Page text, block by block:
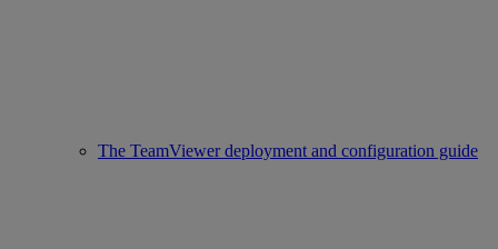
The TeamViewer deployment and configuration guide